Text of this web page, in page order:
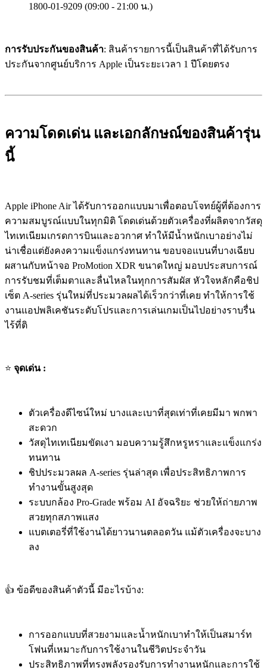
1800-01-9209 (09:00 - 21:00 น.)
การรับประกันของสินค้า: สินค้ารายการนี้เป็นสินค้าที่ได้รับการ
ประกันจากศูนย์บริการ Apple เป็นระยะเวลา 1 ปีโดยตรง
ความโดดเด่น และเอกลักษณ์ของสินค้ารุ่น
นี้
Apple iPhone Air ได้รับการออกแบบมาเพื่อตอบโจทย์ผู้ที่ต้องการ
ความสมบูรณ์แบบในทุกมิติ โดดเด่นด้วยตัวเครื่องที่ผลิตจากวัสดุ
ไทเทเนียมเกรดการบินและอวกาศ ทำให้มีน้ำหนักเบาอย่างไม่
น่าเชื่อแต่ยังคงความแข็งแกร่งทนทาน ขอบจอแบนที่บางเฉียบ
ผสานกับหน้าจอ ProMotion XDR ขนาดใหญ่ มอบประสบการณ์
การรับชมที่เต็มตาและลื่นไหลในทุกการสัมผัส หัวใจหลักคือชิป
เซ็ต A-series รุ่นใหม่ที่ประมวลผลได้เร็วกว่าที่เคย ทำให้การใช้
งานแอปพลิเคชันระดับโปรและการเล่นเกมเป็นไปอย่างราบรื่น
ไร้ที่ติ
⭐ จุดเด่น :
ตัวเครื่องดีไซน์ใหม่ บางและเบาที่สุดเท่าที่เคยมีมา พกพา
สะดวก
วัสดุไทเทเนียมขัดเงา มอบความรู้สึกหรูหราและแข็งแกร่ง
ทนทาน
ชิปประมวลผล A-series รุ่นล่าสุด เพื่อประสิทธิภาพการ
ทำงานขั้นสูงสุด
ระบบกล้อง Pro-Grade พร้อม AI อัจฉริยะ ช่วยให้ถ่ายภาพ
สวยทุกสภาพแสง
แบตเตอรี่ที่ใช้งานได้ยาวนานตลอดวัน แม้ตัวเครื่องจะบาง
ลง
👍 ข้อดีของสินค้าตัวนี้ มีอะไรบ้าง:
การออกแบบที่สวยงามและน้ำหนักเบาทำให้เป็นสมาร์ท
โฟนที่เหมาะกับการใช้งานในชีวิตประจำวัน
ประสิทธิภาพที่ทรงพลังรองรับการทำงานหนักและการใช้